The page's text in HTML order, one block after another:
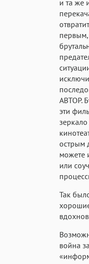
и та же
первым,
АВТОР.
эти
острым
можете
или
Так
война